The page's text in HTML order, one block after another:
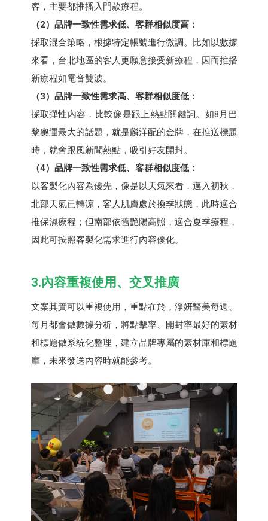
客，主要都推播入門款療程。
（2）品牌一致性需求低、客群相似度高：
採取混合策略，根據特定帳號進行微調。比如以數據
來看，台北地區的客人更願意接受新療程，因而推播
新療程如電音雙波。
（3）品牌一致性需求高、客群相似度低：
採取彈性內容，比較像是跟上熱點關鍵詞。如8月巴
黎奧運最大的話題，就是麟洋配的金牌，在推送標題
時，就會跟風新聞熱點，吸引好友開封。
（4）品牌一致性需求低、客群相似度低：
以客製化內容為優先，像是以天氣來看，邁入初秋，
北部天氣已轉涼，客人肌膚處於換季狀態，此時適合
推保濕療程；但南部依舊艷陽高照，適合夏季療程，
因此可按照客製化需求進行內容優化。
3.內容重複使用、交叉推廣
文案其實可以重複使用，重點在於，淨妍醫美每週、
每月都會做數據分析，將點擊率、開封率最好的素材
和標題做系統化整理，建立品牌專屬的素材庫和標題
庫，未來發送內容時就能參考。